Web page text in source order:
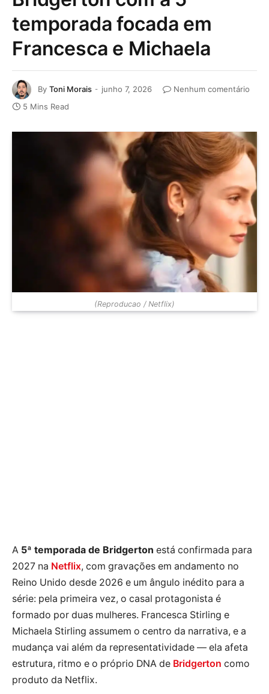
temporada focada em
Francesca e Michaela
By Toni Morais junho 7, 2026
Nenhum comentário
5 Mins Read
(Reproducao / Netflix)
A 5ª temporada de Bridgerton está confirmada para
2027 na Netflix, com gravações em andamento no
Reino Unido desde 2026 e um ângulo inédito para a
série: pela primeira vez, o casal protagonista é
formado por duas mulheres. Francesca Stirling e
Michaela Stirling assumem o centro da narrativa, e a
mudança vai além da representatividade — ela afeta
estrutura, ritmo e o próprio DNA de Bridgerton como
produto da Netflix.